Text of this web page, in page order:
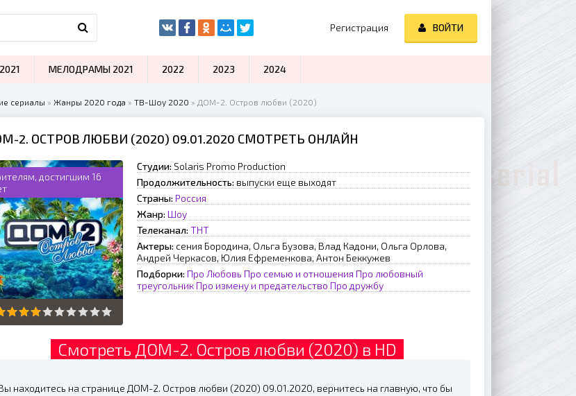
сериалы » Жанры 2020 года » ТВ-Шоу 2020 » ДОМ-2. Остров любви (2020)
2. ОСТРОВ ЛЮБВИ (2020) 09.01.2020 СМОТРЕТЬ ОНЛАЙН
достигшим 16
Студии: Solaris Promo Production
Продолжительность: выпуски еще выходят
Страны: Россия
Жанр: Шоу
Телеканал: ТНТ
Актеры: сения Бородина, Ольга Бузова, Влад Кадони, Ольга Орлова,
Андрей Черкасов, Юлия Ефременкова, Антон Беккужев
Подборки: Про Любовь Про семью и отношения Про любовный
треугольник Про измену и предательство Про дружбу
Смотреть ДОМ-2. Остров любви (2020) в HD
находитесь на странице ДОМ-2. Остров любви (2020) 09.01.2020, вернитесь на главную, что бы
Регистрация ВОЙТИ
МЕЛОДРАМЫ 2021 2022 2023 2024